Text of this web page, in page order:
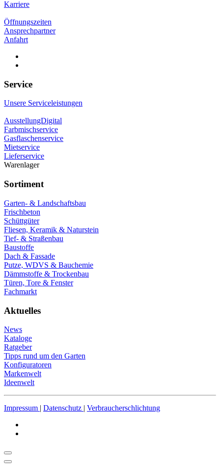
Karriere
Öffnungszeiten
Ansprechpartner
Anfahrt
Service
Unsere Serviceleistungen
AusstellungDigital
Farbmischservice
Gasflaschenservice
Mietservice
Lieferservice
Warenlager
Sortiment
Garten- & Landschaftsbau
Frischbeton
Schüttgüter
Fliesen, Keramik & Naturstein
Tief- & Straßenbau
Baustoffe
Dach & Fassade
Putze, WDVS & Bauchemie
Dämmstoffe & Trockenbau
Türen, Tore & Fenster
Fachmarkt
Aktuelles
News
Kataloge
Ratgeber
Tipps rund um den Garten
Konfiguratoren
Markenwelt
Ideenwelt
Impressum | Datenschutz | Verbraucherschlichtung